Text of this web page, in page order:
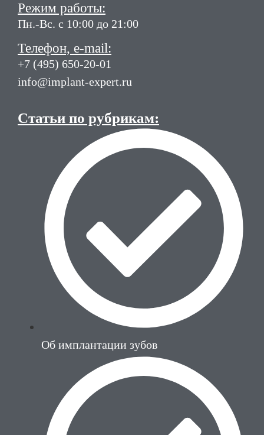
Режим работы:
Пн.-Вс. с 10:00 до 21:00
Телефон, e-mail:
+7 (495) 650-20-01
info@implant-expert.ru
Статьи по рубрикам:
Об имплантации зубов